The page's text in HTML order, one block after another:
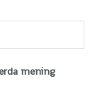
mening